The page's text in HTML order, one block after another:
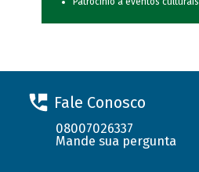
Fale Conosco
08007026337
Mande sua pergunta